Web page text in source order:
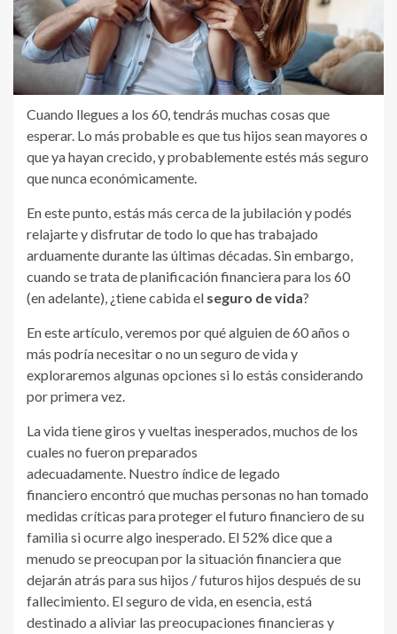
Cuando llegues a los 60, tendrás muchas cosas que
esperar. Lo más probable es que tus hijos sean mayores o
que ya hayan crecido, y probablemente estés más seguro
que nunca económicamente.
En este punto, estás más cerca de la jubilación y podés
relajarte y disfrutar de todo lo que has trabajado
arduamente durante las últimas décadas. Sin embargo,
cuando se trata de planificación financiera para los 60
(en adelante), ¿tiene cabida el seguro de vida?
En este artículo, veremos por qué alguien de 60 años o
más podría necesitar o no un seguro de vida y
exploraremos algunas opciones si lo estás considerando
por primera vez.
La vida tiene giros y vueltas inesperados, muchos de los
cuales no fueron preparados
adecuadamente. Nuestro índice de legado
financiero encontró que muchas personas no han tomado
medidas críticas para proteger el futuro financiero de su
familia si ocurre algo inesperado. El 52% dice que a
menudo se preocupan por la situación financiera que
dejarán atrás para sus hijos / futuros hijos después de su
fallecimiento. El seguro de vida, en esencia, está
destinado a aliviar las preocupaciones financieras y